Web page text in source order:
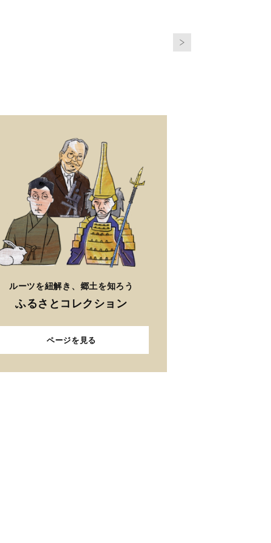
ルーツを紐解き、郷土を知ろう
ふるさとコレクション
ページを見る